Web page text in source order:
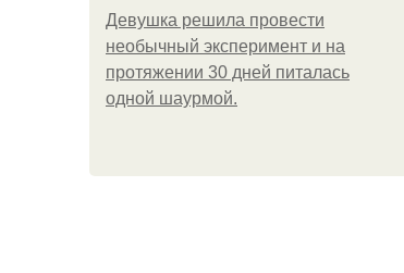
Девушка решила провести
необычный эксперимент и на
протяжении 30 дней питалась
одной шаурмой.